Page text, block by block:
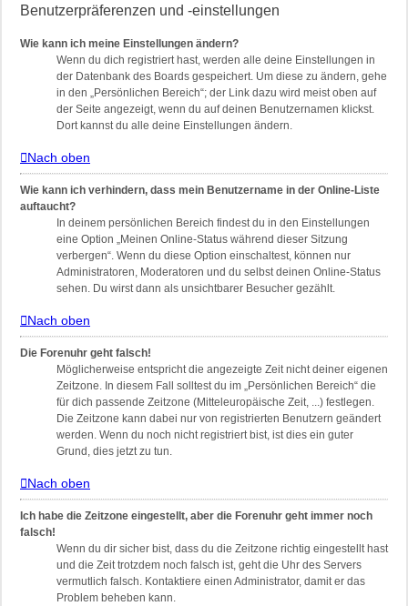
Benutzerpräferenzen und -einstellungen
Wie kann ich meine Einstellungen ändern?
Wenn du dich registriert hast, werden alle deine Einstellungen in
der Datenbank des Boards gespeichert. Um diese zu ändern, gehe
in den „Persönlichen Bereich“; der Link dazu wird meist oben auf
der Seite angezeigt, wenn du auf deinen Benutzernamen klickst.
Dort kannst du alle deine Einstellungen ändern.
Nach oben
Wie kann ich verhindern, dass mein Benutzername in der Online-Liste
auftaucht?
In deinem persönlichen Bereich findest du in den Einstellungen
eine Option „Meinen Online-Status während dieser Sitzung
verbergen“. Wenn du diese Option einschaltest, können nur
Administratoren, Moderatoren und du selbst deinen Online-Status
sehen. Du wirst dann als unsichtbarer Besucher gezählt.
Nach oben
Die Forenuhr geht falsch!
Möglicherweise entspricht die angezeigte Zeit nicht deiner eigenen
Zeitzone. In diesem Fall solltest du im „Persönlichen Bereich“ die
für dich passende Zeitzone (Mitteleuropäische Zeit, ...) festlegen.
Die Zeitzone kann dabei nur von registrierten Benutzern geändert
werden. Wenn du noch nicht registriert bist, ist dies ein guter
Grund, dies jetzt zu tun.
Nach oben
Ich habe die Zeitzone eingestellt, aber die Forenuhr geht immer noch
falsch!
Wenn du dir sicher bist, dass du die Zeitzone richtig eingestellt hast
und die Zeit trotzdem noch falsch ist, geht die Uhr des Servers
vermutlich falsch. Kontaktiere einen Administrator, damit er das
Problem beheben kann.